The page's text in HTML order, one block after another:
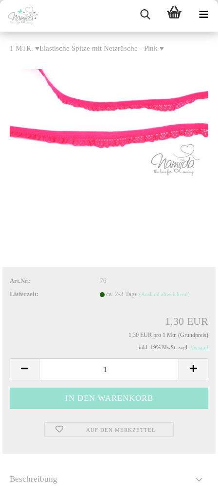
1 MTR. ♥Elastische Spitze mit Netzrüsche - Pink ♥
Art.Nr.:
76
Lieferzeit:
ca. 2-3 Tage (Ausland abweichend)
1,30 EUR
1,30 EUR pro 1 Mtr. (Grundpreis)
inkl. 19% MwSt. zzgl. Versand
AUF DEN MERKZETTEL
Beschreibung